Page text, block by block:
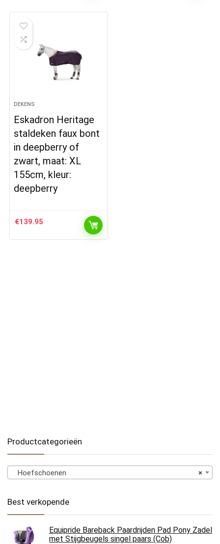
DEKENS
Eskadron Heritage
staldeken faux bont
in deepberry of
zwart, maat: XL
155cm, kleur:
deepberry
€139.95
Productcategorieën
×
Hoefschoenen
Best verkopende
Equipride Bareback Paardrijden Pad Pony Zadel
met Stijgbeugels singel paars (Cob)